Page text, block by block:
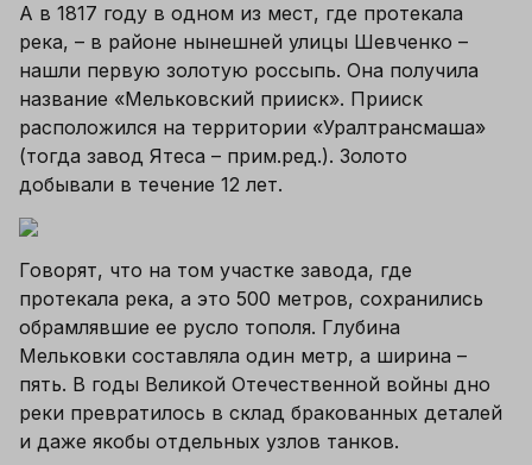
А в 1817 году в одном из мест, где протекала
река, – в районе нынешней улицы Шевченко –
нашли первую золотую россыпь. Она получила
название «Мельковский прииск». Прииск
расположился на территории «Уралтрансмаша»
(тогда завод Ятеса – прим.ред.). Золото
добывали в течение 12 лет.
Говорят, что на том участке завода, где
протекала река, а это 500 метров, сохранились
обрамлявшие ее русло тополя. Глубина
Мельковки составляла один метр, а ширина –
пять. В годы Великой Отечественной войны дно
реки превратилось в склад бракованных деталей
и даже якобы отдельных узлов танков.